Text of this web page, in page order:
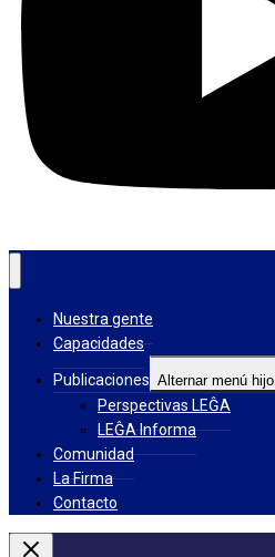
Nuestra gente
Capacidades
Publicaciones Alternar menú hijo
Perspectivas LEĜA
LEĜA Informa
Comunidad
La Firma
Contacto